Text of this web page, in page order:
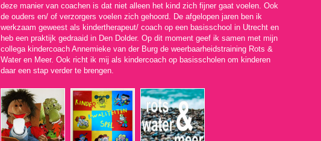
deze manier van coachen is dat niet alleen het kind zich fijner gaat voelen. Ook
de ouders en/ of verzorgers voelen zich gehoord. De afgelopen jaren ben ik
werkzaam geweest als kindertherapeut/ coach op een basisschool in Utrecht en
heb een praktijk gedraaid in Den Dolder. Op dit moment geef ik samen met mijn
collega kindercoach Annemieke van der Burg de weerbaarheidstraining Rots &
Water en Meer. Ook richt ik mij als kindercoach op basisscholen om kinderen
daar een stap verder te brengen.